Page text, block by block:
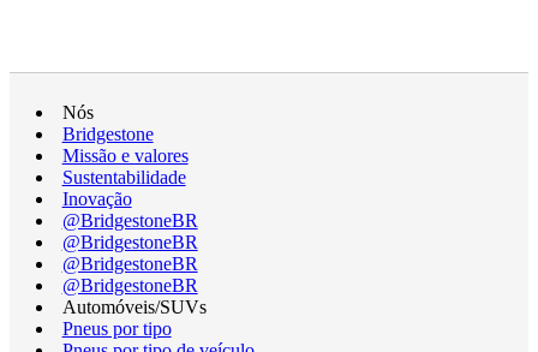
Nós
Bridgestone
Missão e valores
Sustentabilidade
Inovação
@BridgestoneBR
@BridgestoneBR
@BridgestoneBR
@BridgestoneBR
Automóveis/SUVs
Pneus por tipo